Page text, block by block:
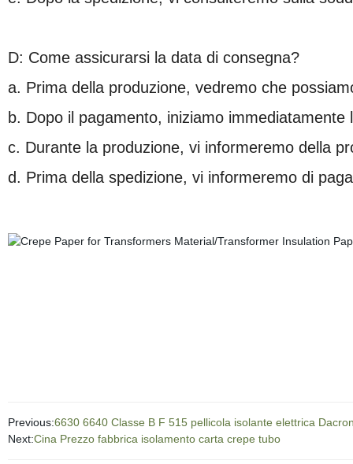
D: Come assicurarsi la data di consegna?
a. Prima della produzione, vedremo che
b. Dopo il pagamento, iniziamo
c. Durante la produzione, vi informeremo della
d. Prima della spedizione, vi informeremo di
Previous:6630 6640 Classe B F 515 pellicola isolante elettrica
Next:Cina Prezzo fabbrica isolamento carta crepe tubo